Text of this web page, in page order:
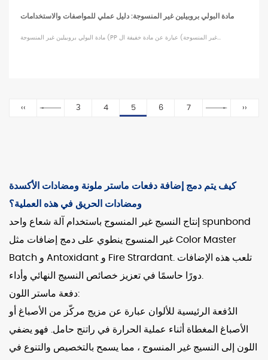
مادة البولي بروبيلين غير المنسوجة: دليل عملي للمواصفات والاستخدامات
مادة البولي بروبيلين غير المنسوجة (PP غير المنسوجة) عبارة عن مادة خفيفة ال...
‹‹ 3 4 5 6 7 ››
كيف يتم دمج إضافة دفعات ماستر ملونة ومضادات الأكسدة
ومضادات الحريق في هذه العملية؟
إنتاج النسيج غير المنسوج باستخدام
آلة شعاع واحد spunbond
غير المنسوج ينطوي على دمج إضافات مثل Color Master
Batch و Antoxidant و Fire Strardant. تلعب هذه الإضافات
دفعة ماستر اللون:
الدُفعة الرئيسية للألوان عبارة عن مزيج مركّز من الأصباغ أو
الأصباغ المغطاة أثناء عملية الحرارة في راتنج حامل. فهو يضفي
اللون إلى النسيج غير المنسوج ، مما يسمح بالتخصيص والتنوع في